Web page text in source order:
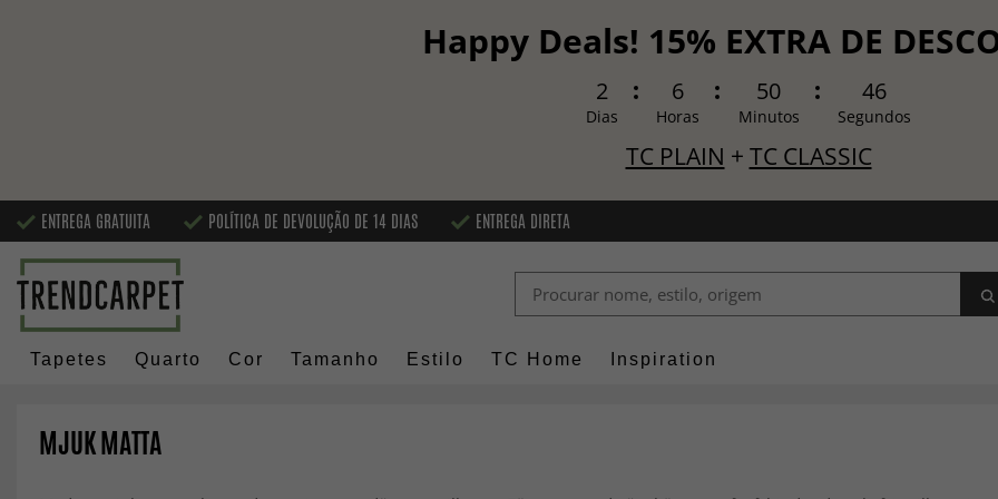
Happy Deals! 15% EXTRA DE
2
Dias
6
Horas
50
Minutos
45
Segundos
TC PLAIN + TC CLASSIC
ENTREGA GRATUITA POLÍTICA DE DEVOLUÇÃO DE 14 DIAS ENTREGA DIRETA
Tapetes Quarto Cor Tamanho Estilo TC Home Inspiration
MJUK MATTA